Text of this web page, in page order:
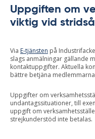
Uppgiften om
viktig vid
Via E-tjänsten på
slags anmälningar gällande
kontaktuppgifter. Aktuella
bättre betjäna
Uppgifter om
undantagssituationer, till
uppgift om
strejkunderstöd inte betalas.